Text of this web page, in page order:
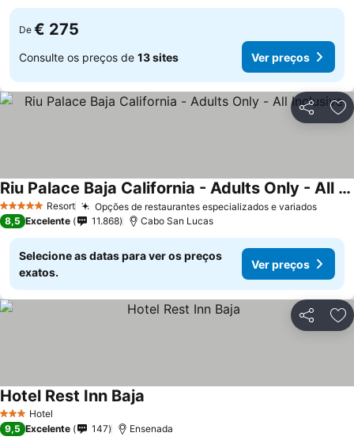
De € 275
Consulte os preços de 13 sites Ver preços
Partilhar
5 Estrelas Resort Opções de restaurantes especializados e variados
Riu Palace Baja California - Adults Only - All Inclusive
8,5 Excelente 11.868 Cabo San Lucas
Selecione as datas para ver os preços
exatos.
Ver preços
Partilhar
3 EstrelasHotel
Hotel Rest Inn Baja
9,5 Excelente 147 Ensenada